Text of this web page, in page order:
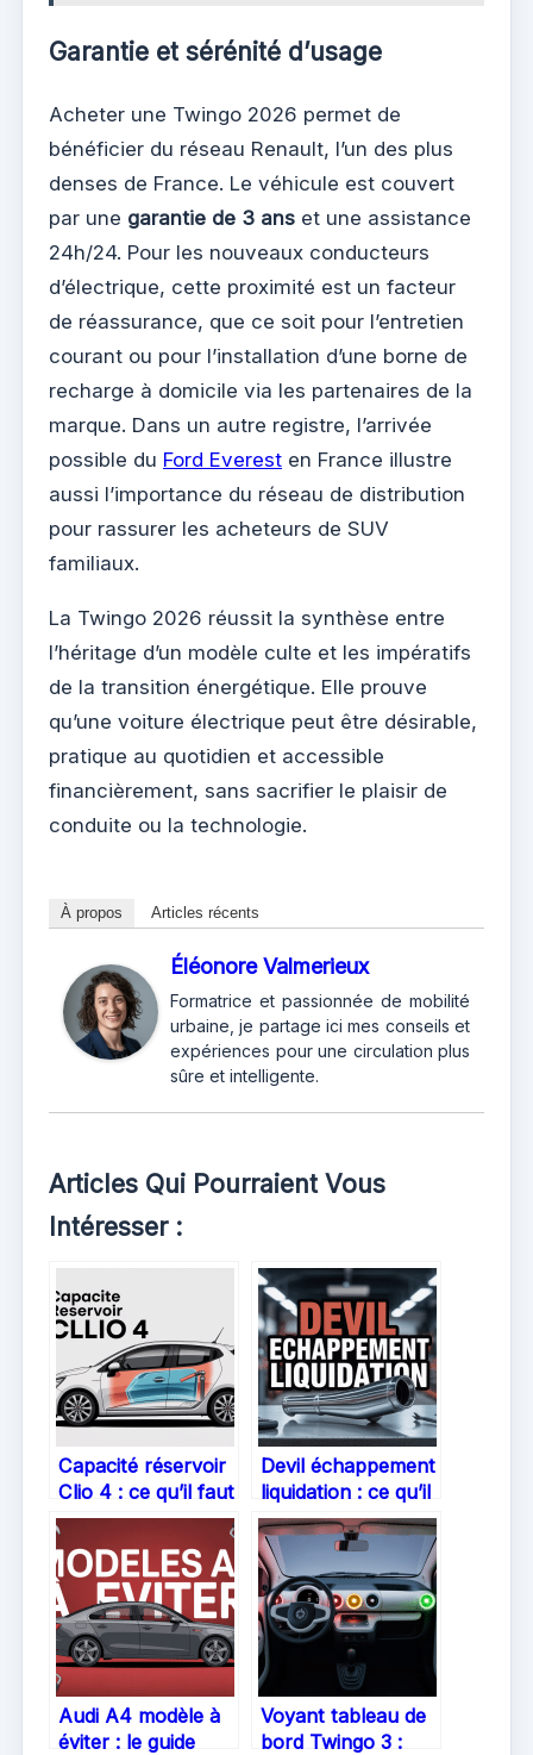
Garantie et sérénité d’usage
Acheter une Twingo 2026 permet de
bénéficier du réseau Renault, l’un des plus
denses de France. Le véhicule est couvert
par une garantie de 3 ans et une assistance
24h/24. Pour les nouveaux conducteurs
d’électrique, cette proximité est un facteur
de réassurance, que ce soit pour l’entretien
courant ou pour l’installation d’une borne de
recharge à domicile via les partenaires de la
marque. Dans un autre registre, l’arrivée
possible du Ford Everest en France illustre
aussi l’importance du réseau de distribution
pour rassurer les acheteurs de SUV
familiaux.
La Twingo 2026 réussit la synthèse entre
l’héritage d’un modèle culte et les impératifs
de la transition énergétique. Elle prouve
qu’une voiture électrique peut être désirable,
pratique au quotidien et accessible
financièrement, sans sacrifier le plaisir de
conduite ou la technologie.
À propos Articles récents
Éléonore Valmerieux
Formatrice et passionnée de mobilité
urbaine, je partage ici mes conseils et
expériences pour une circulation plus
sûre et intelligente.
Articles Qui Pourraient Vous
Intéresser :
Capacité réservoir
Clio 4 : ce qu’il faut
savoir pour bien
gérer votre
autonomie
Devil échappement
liquidation : ce qu’il
faut savoir pour
acheteurs et
passionnés
Audi A4 modèle à
éviter : le guide
Voyant tableau de
bord Twingo 3 :